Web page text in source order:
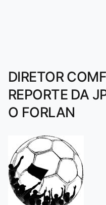
DIRETOR
REPORTE DA
O FORLAN